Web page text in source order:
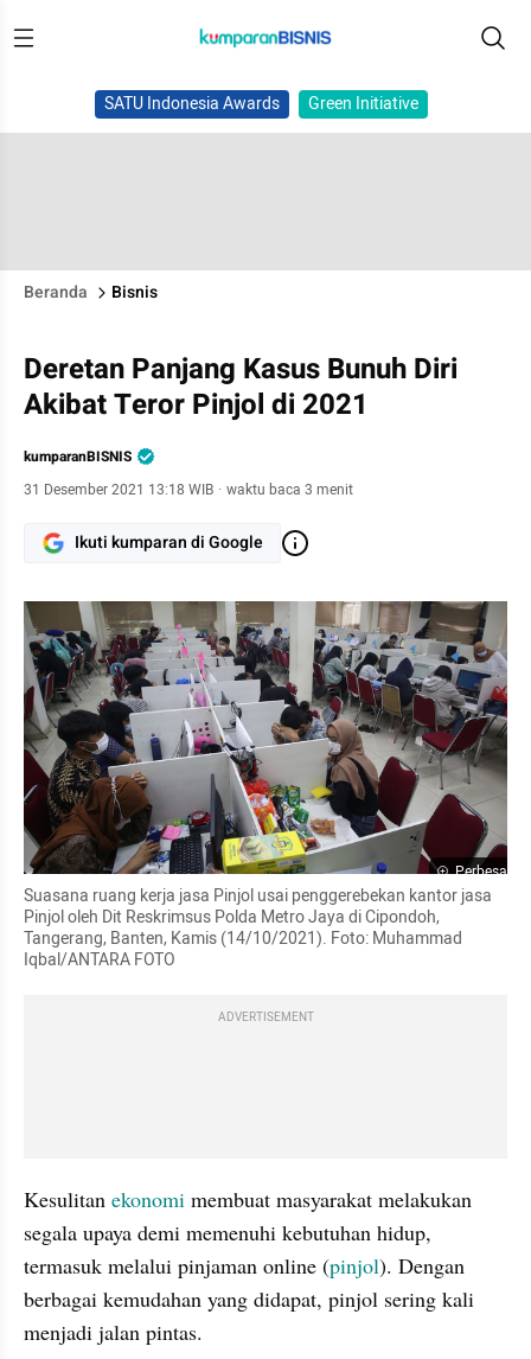
SATU Indonesia Awards Green Initiative
Beranda Bisnis
Deretan Panjang Kasus Bunuh Diri
Akibat Teror Pinjol di 2021
kumparanBISNIS
31 Desember 2021 13:18 WIB · waktu baca 3 menit
Ikuti kumparan di Google
Perbesar
Suasana ruang kerja jasa Pinjol usai penggerebekan kantor jasa
Pinjol oleh Dit Reskrimsus Polda Metro Jaya di Cipondoh,
Tangerang, Banten, Kamis (14/10/2021). Foto: Muhammad
Iqbal/ANTARA FOTO
ADVERTISEMENT
Kesulitan ekonomi membuat masyarakat melakukan
segala upaya demi memenuhi kebutuhan hidup,
termasuk melalui pinjaman online (pinjol). Dengan
berbagai kemudahan yang didapat, pinjol sering kali
menjadi jalan pintas.